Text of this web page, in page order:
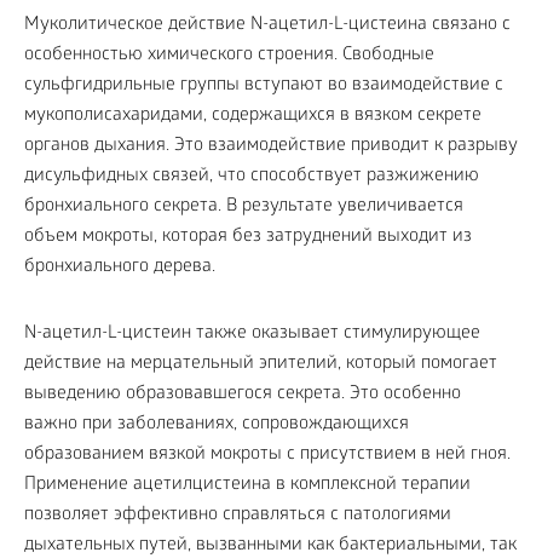
Муколитическое действие N-ацетил-L-цистеина связано с
особенностью химического строения. Свободные
сульфгидрильные группы вступают во взаимодействие с
мукополисахаридами, содержащихся в вязком секрете
органов дыхания. Это взаимодействие приводит к разрыву
дисульфидных связей, что способствует разжижению
бронхиального секрета. В результате увеличивается
объем мокроты, которая без затруднений выходит из
бронхиального дерева.
N-ацетил-L-цистеин также оказывает стимулирующее
действие на мерцательный эпителий, который помогает
выведению образовавшегося секрета. Это особенно
важно при заболеваниях, сопровождающихся
образованием вязкой мокроты с присутствием в ней гноя.
Применение ацетилцистеина в комплексной терапии
позволяет эффективно справляться с патологиями
дыхательных путей, вызванными как бактериальными, так